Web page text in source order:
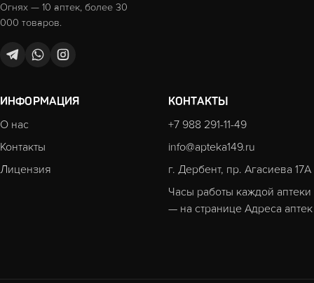
Огнях — 10 аптек, более 30
000 товаров.
ИНФОРМАЦИЯ
О нас
Контакты
Лицензия
КОНТАКТЫ
+7 988 291-11-49
info@apteka149.ru
г. Дербент, пр. Агасиева 17А
Часы работы каждой аптеки
— на странице Адреса аптек